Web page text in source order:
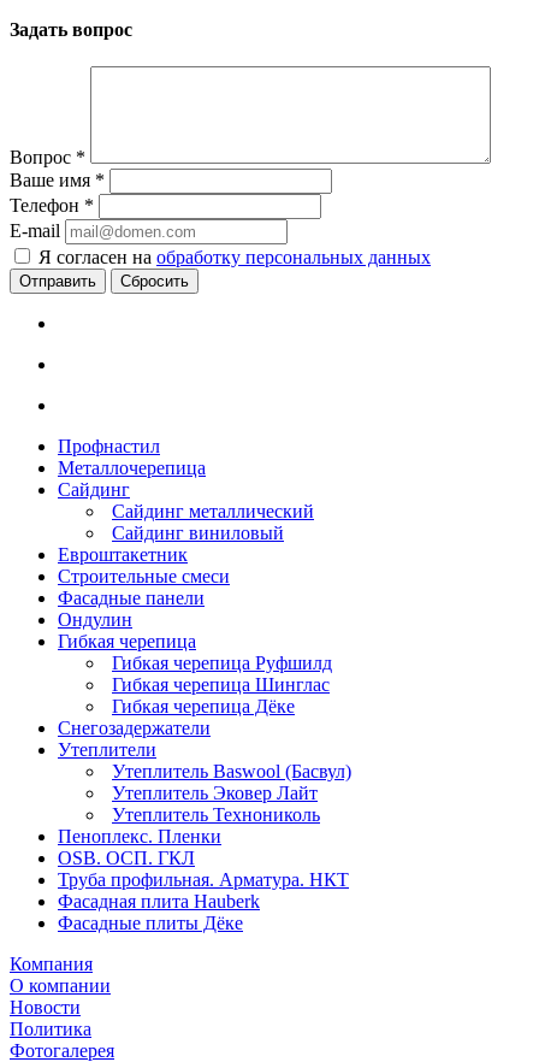
Задать вопрос
Вопрос *
Ваше имя *
Телефон *
E-mail
Я согласен на обработку персональных данных
Сбросить
Профнастил
Металлочерепица
Сайдинг
Сайдинг металлический
Сайдинг виниловый
Евроштакетник
Строительные смеси
Фасадные панели
Ондулин
Гибкая черепица
Гибкая черепица Руфшилд
Гибкая черепица Шинглас
Гибкая черепица Дёке
Снегозадержатели
Утеплители
Утеплитель Baswool (Басвул)
Утеплитель Эковер Лайт
Утеплитель Технониколь
Пеноплекс. Пленки
OSB. ОСП. ГКЛ
Труба профильная. Арматура. НКТ
Фасадная плита Hauberk
Фасадные плиты Дёке
Компания
О компании
Новости
Политика
Фотогалерея